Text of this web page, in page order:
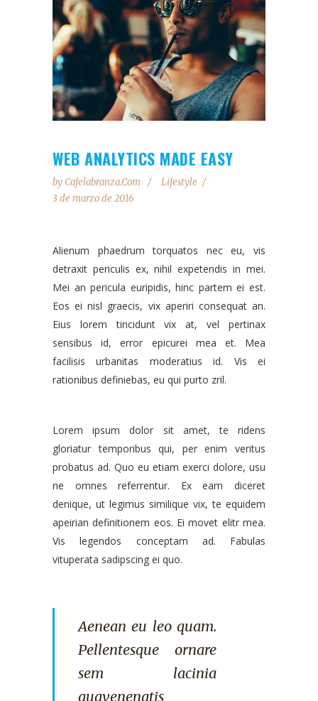
WEB ANALYTICS MADE EASY
byCafelabranza.com
Lifestyle
3 de marzo de 2016
Alienum phaedrum torquatos nec eu, vis
detraxit periculis ex, nihil expetendis in mei.
Mei an pericula euripidis, hinc partem ei est.
Eos ei nisl graecis, vix aperiri consequat an.
Eius lorem tincidunt vix at, vel pertinax
sensibus id, error epicurei mea et. Mea
facilisis urbanitas moderatius id. Vis ei
rationibus definiebas, eu qui purto zril.
Lorem ipsum dolor sit amet, te ridens
gloriatur temporibus qui, per enim veritus
probatus ad. Quo eu etiam exerci dolore, usu
ne omnes referrentur. Ex eam diceret
denique, ut legimus similique vix, te equidem
apeirian definitionem eos. Ei movet elitr mea.
Vis legendos conceptam ad. Fabulas
vituperata sadipscing ei quo.
Aenean eu leo quam.
Pellentesque ornare
sem lacinia
quavenenatis